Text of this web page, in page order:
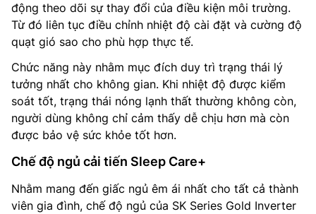
động theo dõi sự thay đổi của điều kiện môi trường.
Từ đó liên tục điều chỉnh nhiệt độ cài đặt và cường độ
quạt gió sao cho phù hợp thực tế.
Chức năng này nhằm mục đích duy trì trạng thái lý
tưởng nhất cho không gian. Khi nhiệt độ được kiểm
soát tốt, trạng thái nóng lạnh thất thường không còn,
người dùng không chỉ cảm thấy dễ chịu hơn mà còn
được bảo vệ sức khỏe tốt hơn.
Chế độ ngủ cải tiến Sleep Care+
Nhằm mang đến giấc ngủ êm ái nhất cho tất cả thành
viên gia đình, chế độ ngủ của SK Series Gold Inverter